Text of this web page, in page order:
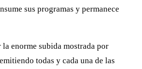
sus programas y permanece
enorme subida mostrada por
todas y cada una de las